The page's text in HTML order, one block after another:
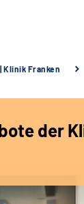
Klinik Franken
der